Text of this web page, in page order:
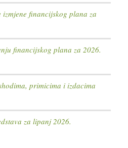
financijskog plana za
financijskog plana za 2026.
primicima i izdacima
za lipanj 2026.